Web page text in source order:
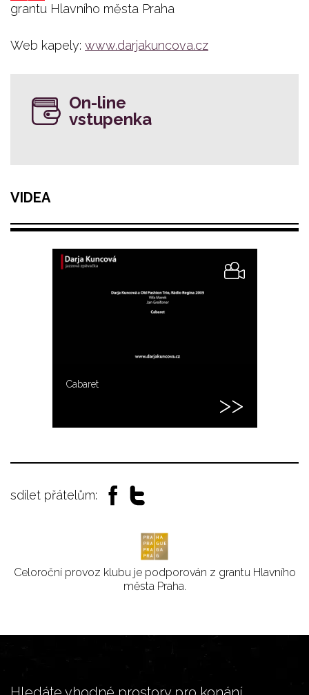
grantu Hlavního města Praha
Web kapely: www.darjakuncova.cz
On-line
vstupenka
VIDEA
Cabaret
sdílet přátelům:
Celoroční provoz klubu je podporován z grantu Hlavního
města Praha.